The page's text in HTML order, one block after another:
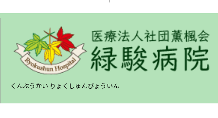
くんぷうかい りょくしゅんびょういん